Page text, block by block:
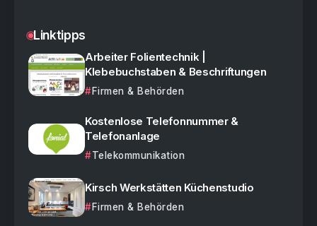
Linktipps
Arbeiter Folientechnik |
Klebebuchstaben & Beschriftungen
Firmen & Behörden
Kostenlose Telefonnummer &
Telefonanlage
Telekommunikation
Kirsch Werkstätten Küchenstudio
Firmen & Behörden